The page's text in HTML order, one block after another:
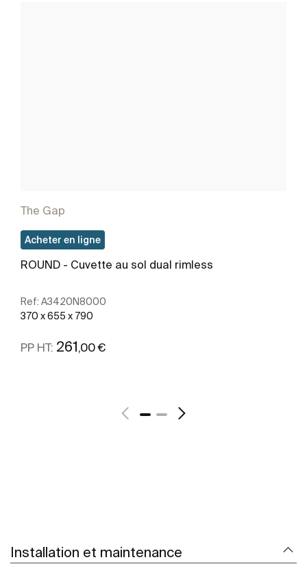
The Gap
Acheter en ligne
ROUND - Cuvette au sol dual rimless
Ref: A3420N8000
370 x 655 x 790
PP HT: 261 ,00 €
Installation et maintenance